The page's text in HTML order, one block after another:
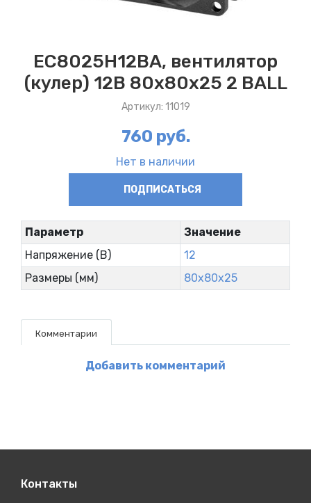
EC8025H12BA, вентилятор
(кулер) 12В 80x80x25 2 BALL
Артикул: 11019
760 руб.
Нет в наличии
ПОДПИСАТЬСЯ
Параметр
Значение
Напряжение (В)
12
Размеры (мм)
80x80x25
Комментарии
Добавить комментарий
Контакты